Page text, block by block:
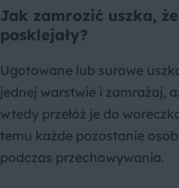
Jak zamrozić uszka,
posklejały?
Ugotowane lub surowe
jednej warstwie i zamrażaj,
wtedy przełóż je do
temu każde pozostanie
podczas przechowywania.